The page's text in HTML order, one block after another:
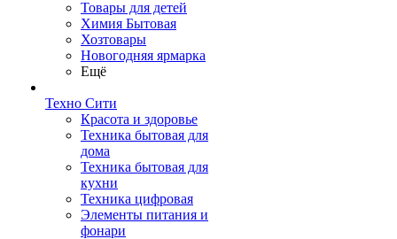
Товары для детей
Химия Бытовая
Хозтовары
Новогодняя ярмарка
Ещё
Техно Сити
Красота и здоровье
Техника бытовая для
дома
Техника бытовая для
кухни
Техника цифровая
Элементы питания и
фонари